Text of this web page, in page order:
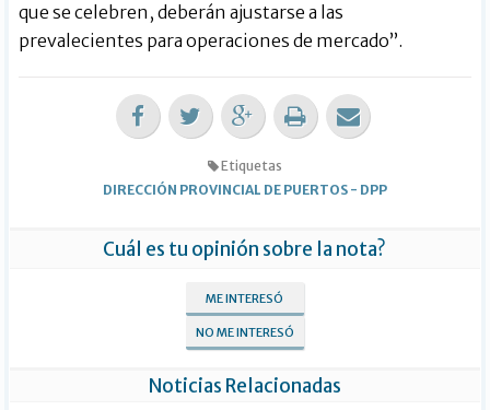
que se celebren, deberán ajustarse a las
prevalecientes para operaciones de mercado”.
Etiquetas
DIRECCIÓN PROVINCIAL DE PUERTOS- DPP
Cuál es tu opinión sobre la nota?
ME INTERESÓ
NO ME INTERESÓ
Noticias Relacionadas